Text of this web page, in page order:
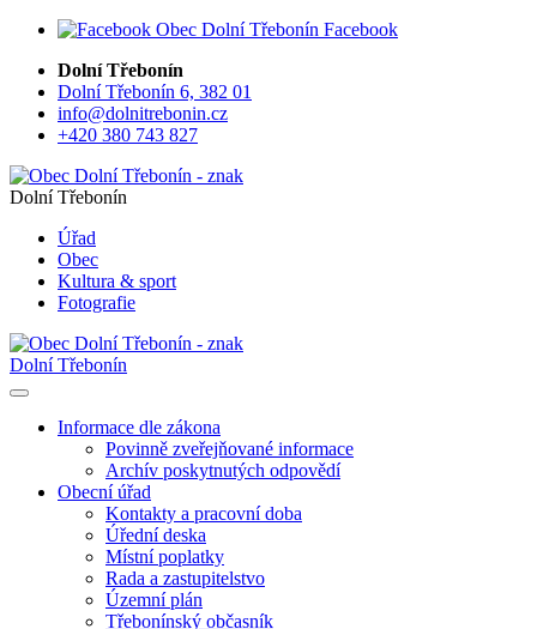
Facebook
Dolní Třebonín
Dolní Třebonín 6, 382 01
info@dolnitrebonin.cz
+420 380 743 827
Dolní Třebonín
Úřad
Obec
Kultura & sport
Fotografie
Dolní Třebonín
Informace dle zákona
Povinně zveřejňované informace
Archív poskytnutých odpovědí
Obecní úřad
Kontakty a pracovní doba
Úřední deska
Místní poplatky
Rada a zastupitelstvo
Územní plán
Třebonínský občasník